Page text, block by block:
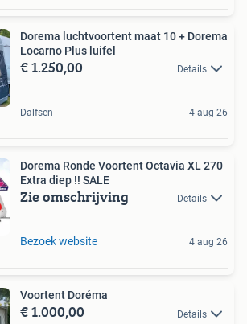
Dorema luchtvoortent maat 10 + Dorema
Locarno Plus luifel
€ 1.250,00 Details
Dalfsen 4 aug 26
Dorema Ronde Voortent Octavia XL 270
Extra diep !! SALE
Zie omschrijving Details
Bezoek website 4 aug 26
Voortent Doréma
€ 1.000,00 Details